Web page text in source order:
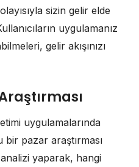
sizin gelir elde
uygulamanız
gelir akışınızı
uygulamalarında
bir pazar araştırması
yaparak, hangi